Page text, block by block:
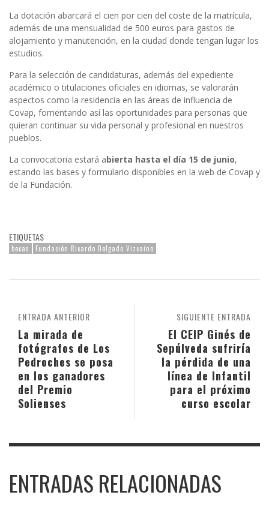
La dotación abarcará el cien por cien del coste de la matrícula,
además de una mensualidad de 500 euros para gastos de
alojamiento y manutención, en la ciudad donde tengan lugar los
estudios.
Para la selección de candidaturas, además del expediente
académico o titulaciones oficiales en idiomas, se valorarán
aspectos como la residencia en las áreas de influencia de
Covap, fomentando así las oportunidades para personas que
quieran continuar su vida personal y profesional en nuestros
pueblos.
La convocatoria estará abierta hasta el día 15 de junio,
estando las bases y formulario disponibles en la web de Covap y
de la Fundación.
ETIQUETAS
becas Fundación Ricardo Delgado Vizcaíno
SIGUIENTE ENTRADA
El CEIP Ginés de
Sepúlveda sufriría
la pérdida de una
línea de Infantil
para el próximo
curso escolar
ENTRADA ANTERIOR
La mirada de
fotógrafos de Los
Pedroches se posa
en los ganadores
del Premio
Solienses
ENTRADAS RELACIONADAS